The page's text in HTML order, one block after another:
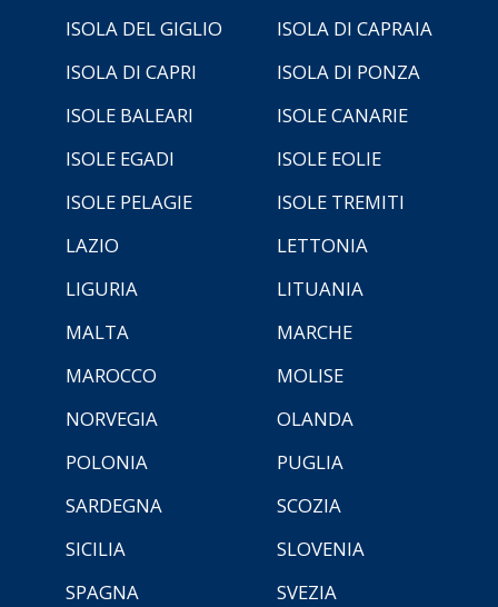
ISOLA DEL GIGLIO
ISOLA DI CAPRAIA
ISOLA DI CAPRI
ISOLA DI PONZA
ISOLE BALEARI
ISOLE CANARIE
ISOLE EGADI
ISOLE EOLIE
ISOLE PELAGIE
ISOLE TREMITI
LAZIO
LETTONIA
LIGURIA
LITUANIA
MALTA
MARCHE
MAROCCO
MOLISE
NORVEGIA
OLANDA
POLONIA
PUGLIA
SARDEGNA
SCOZIA
SICILIA
SLOVENIA
SPAGNA
SVEZIA